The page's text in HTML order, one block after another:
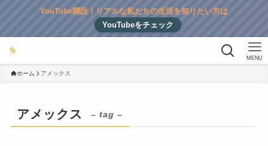
YouTube開設！リアルな私たちの生活を知りたい方は
YouTubeをチェック
MENU
ホーム アメックス
アメックス – tag –